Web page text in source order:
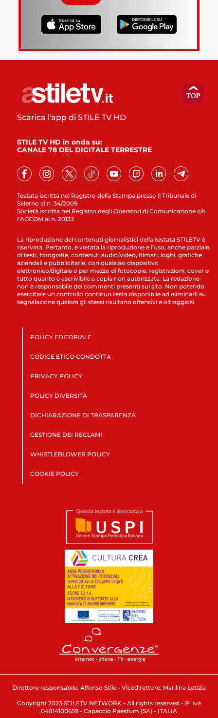
Testata iscritta nel Registro della Stampa presso il Tribunale di
Salerno al n. 34/2009
Società iscritta nel Registro degli Operatori di Comunicazione c/o
l’AGCOM al n. 20133
Scarica l'app di STILE TV HD
STILE TV HD in onda su:
CANALE 78 DEL DIGITALE TERRESTRE
La riproduzione dei contenuti giornalistici della testata STILETV è
riservata. Pertanto, è vietata la riproduzione e l’uso, anche parziale,
di testi, fotografie, contenuti audio/video, filmati, loghi, grafiche
aziendali e pubblicitarie, con qualsiasi dispositivo
elettronico/digitale o per mezzo di fotocopie, registrazioni, cover e
tutto quanto è ascrivibile a copia non autorizzata. La redazione
non è responsabile dei commenti presenti sul sito. Non potendo
esercitare un controllo continuo resta disponibile ad eliminarli su
segnalazione qualora gli stessi risultano offensivi e oltraggiosi.
POLICY EDITORIALE
CODICE ETICO CONDOTTA
PRIVACY POLICY
POLICY DIVERSITÀ
DICHIARAZIONE DI TRASPARENZA
GESTIONE DEI RECLAMI
WHISTLEBLOWER POLICY
COOKIE POLICY
Direttore responsabile: Alfonso Stile - Vicedirettore: Marilina Letizia
Copyright 2023 STILETV NETWORK - All rights reserved - P. Iva
04814100659 - Capaccio Paestum (SA) - ITALIA